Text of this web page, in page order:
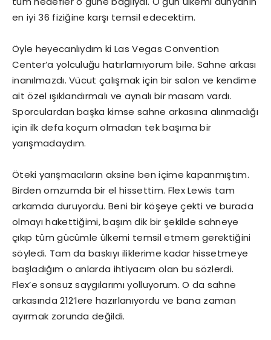
en iyi 36 fiziğine karşı temsil edecektim.
Öyle heyecanlıydım ki Las Vegas Convention
Center’a yolculuğu hatırlamıyorum bile. Sahne arkası
inanılmazdı. Vücut çalışmak için bir salon ve kendime
ait özel ışıklandırmalı ve aynalı bir masam vardı.
Sporculardan başka kimse sahne arkasına alınmadığı
için ilk defa koçum olmadan tek başıma bir
yarışmadaydım.
Öteki yarışmacıların aksine ben içime kapanmıştım.
Birden omzumda bir el hissettim. Flex Lewis tam
arkamda duruyordu. Beni bir köşeye çekti ve burada
olmayı hakettiğimi, başım dik bir şekilde sahneye
çıkıp tüm gücümle ülkemi temsil etmem gerektiğini
söyledi. Tam da baskıyı iliklerime kadar hissetmeye
başladığım o anlarda ihtiyacım olan bu sözlerdi.
Flex’e sonsuz saygılarımı yolluyorum. O da sahne
arkasında 212’lere hazırlanıyordu ve bana zaman
ayırmak zorunda değildi.